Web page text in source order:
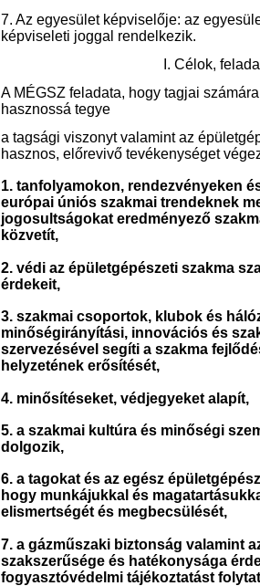
7. Az egyesület képviselője: az
képviseleti joggal rendelkezik.
I. Célok,
A MÉGSZ feladata, hogy tagjai
hasznossá tegye
a tagsági viszonyt valamint az
hasznos, előrevivő tevékenységet
1. tanfolyamokon, rendezvényeken
európai úniós szakmai trendeknek
jogosultságokat eredményező
közvetít,
2. védi az épületgépészeti szakma
érdekeit,
3. szakmai csoportok, klubok és
minőségirányítási, innovációs és
szervezésével segíti a szakma
helyzetének erősítését,
4. minősítéseket, védjegyeket alapít,
5. a szakmai kultúra és minőségi
dolgozik,
6. a tagokat és az egész
hogy munkájukkal és
elismertségét és megbecsülését,
7. a gázműszaki biztonság valamint
szakszerűsége és hatékonysága
fogyasztóvédelmi tájékoztatást